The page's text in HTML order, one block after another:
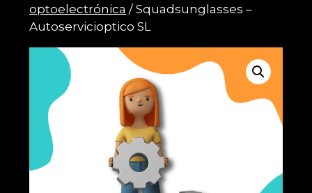
optoelectrónica / Squadsunglasses –
Autoservicioptico SL